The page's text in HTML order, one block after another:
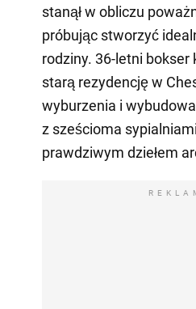
stanął w obliczu
próbując stworzyć
rodziny. 36-letni bokser
starą rezydencję w
wyburzenia i
z sześcioma
prawdziwym dziełem